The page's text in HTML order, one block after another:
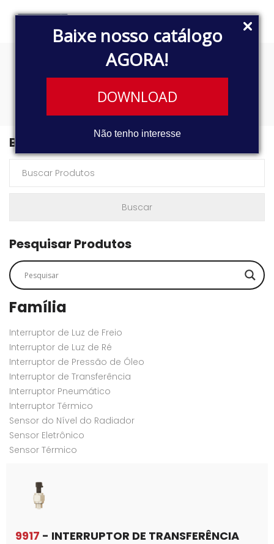
Baixe nosso catálogo
AGORA!
DOWNLOAD
Não tenho interesse
BH1X4SO62AA
Buscar Produtos
Pesquisar Produtos
Família
Interruptor de Luz de Freio
Interruptor de Luz de Ré
Interruptor de Pressão de Óleo
Interruptor de Transferência
Interruptor Pneumático
Interruptor Térmico
Sensor do Nível do Radiador
Sensor Eletrônico
Sensor Térmico
9917 - INTERRUPTOR DE TRANSFERÊNCIA